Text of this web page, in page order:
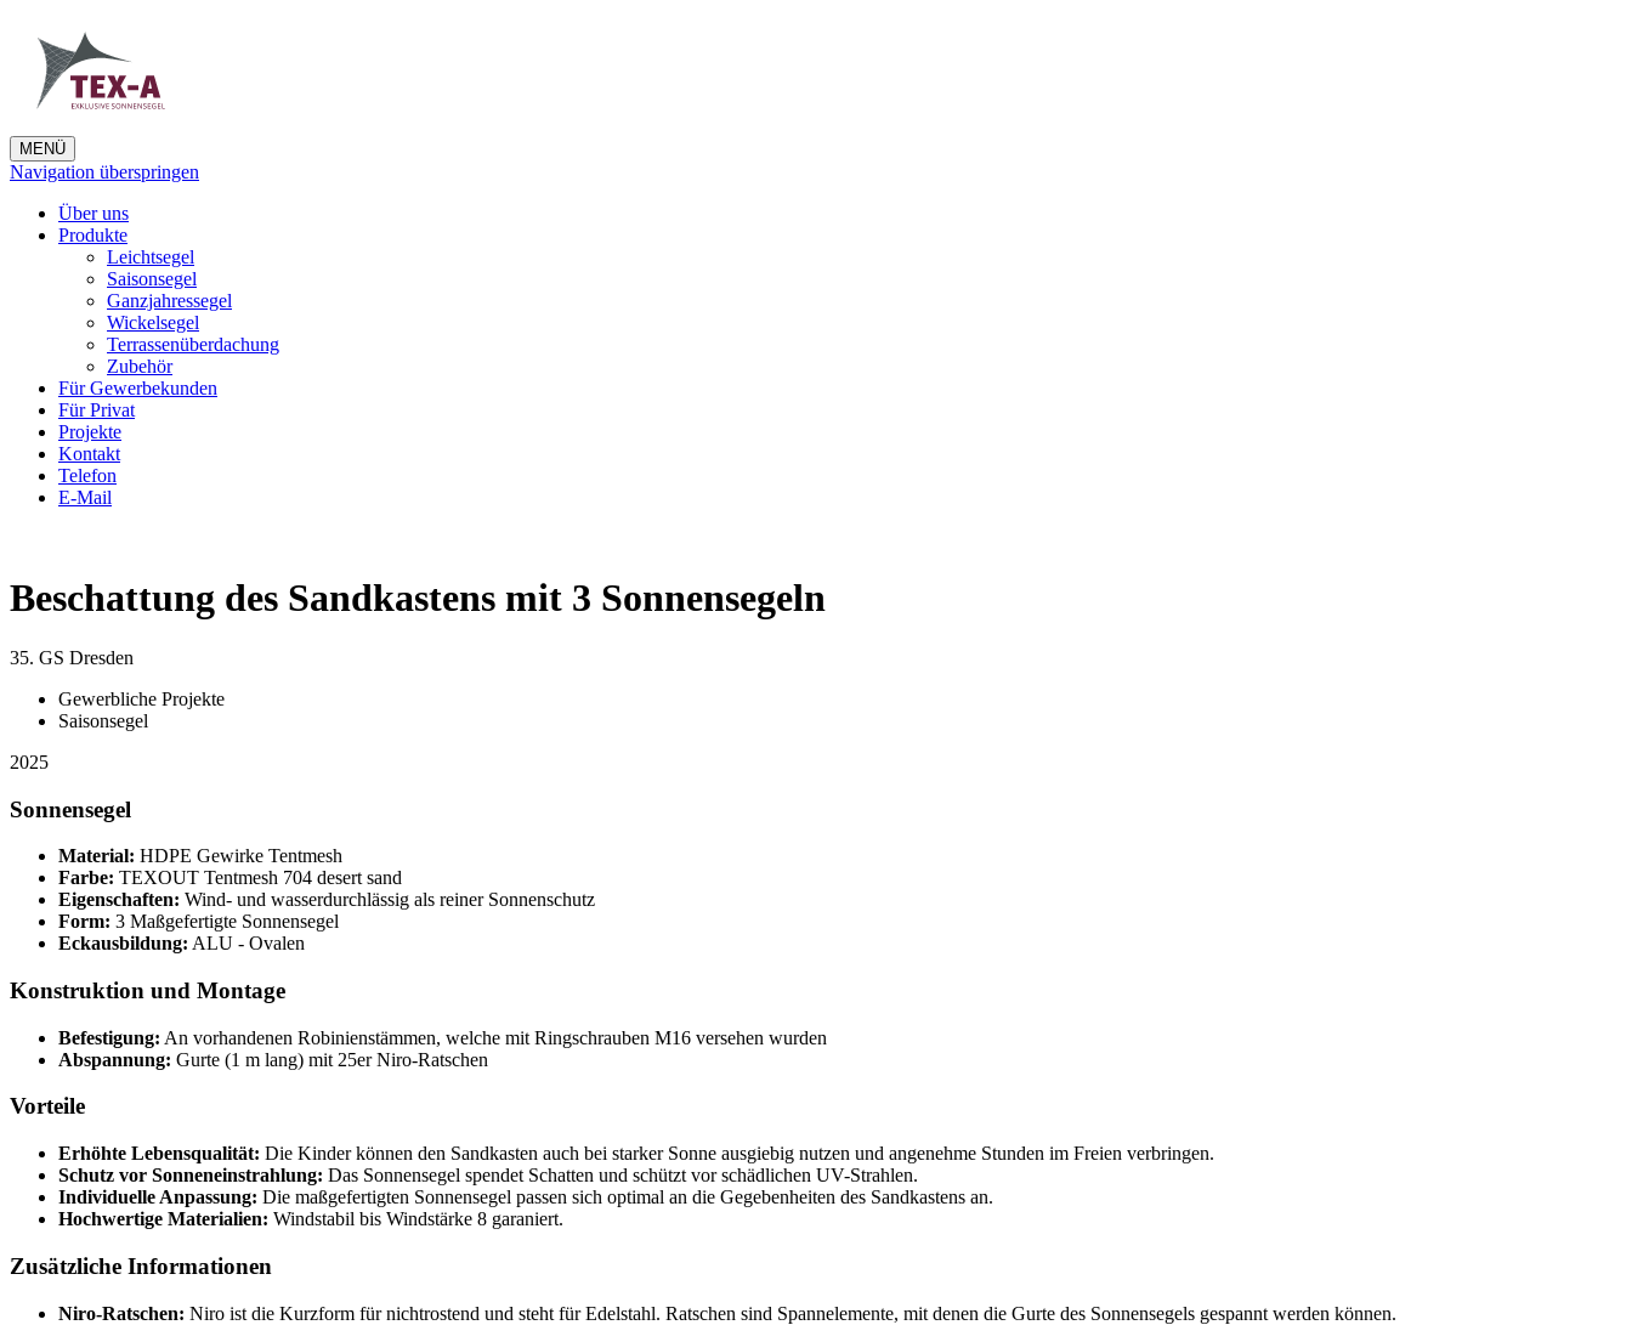
MENÜ
Navigation überspringen
Über uns
Produkte
Leichtsegel
Saisonsegel
Ganzjahressegel
Wickelsegel
Terrassenüberdachung
Zubehör
Für Gewerbekunden
Für Privat
Projekte
Kontakt
Telefon
E-Mail
Beschattung des Sandkastens mit 3 Sonnensegeln
35. GS Dresden
Gewerbliche Projekte
Saisonsegel
2025
Sonnensegel
Material: HDPE Gewirke Tentmesh
Farbe: TEXOUT Tentmesh 704 desert sand
Eigenschaften: Wind- und wasserdurchlässig als reiner Sonnenschutz
Form: 3 Maßgefertigte Sonnensegel
Eckausbildung: ALU - Ovalen
Konstruktion und Montage
Befestigung: An vorhandenen Robinienstämmen, welche mit Ringschrauben M16 versehen wurden
Abspannung: Gurte (1 m lang) mit 25er Niro-Ratschen
Vorteile
Erhöhte Lebensqualität: Die Kinder können den Sandkasten auch bei starker Sonne ausgiebig nutzen und angenehme Stunden im Freien verbringen.
Schutz vor Sonneneinstrahlung: Das Sonnensegel spendet Schatten und schützt vor schädlichen UV-Strahlen.
Individuelle Anpassung: Die maßgefertigten Sonnensegel passen sich optimal an die Gegebenheiten des Sandkastens an.
Hochwertige Materialien: Windstabil bis Windstärke 8 garaniert.
Zusätzliche Informationen
Niro-Ratschen: Niro ist die Kurzform für nichtrostend und steht für Edelstahl. Ratschen sind Spannelemente, mit denen die Gurte des Sonnensegels gespannt werden können.